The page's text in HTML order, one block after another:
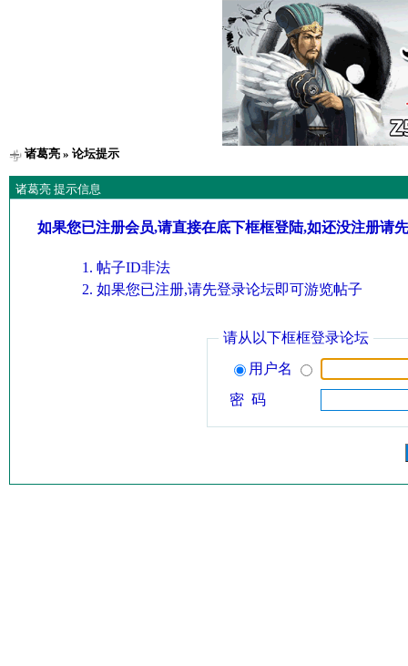
诸葛亮» 论坛提示
诸葛亮 提示信息
如果您已注册会员,请直接在底下框框登陆,如还没注册请
帖子ID非法
如果您已注册,请先登录论坛即可游览帖子
请从以下框框登录论坛
用户名
密 码